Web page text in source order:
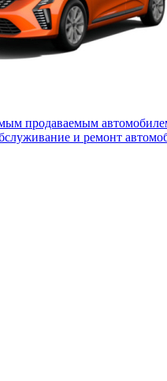
продаваемым
и ремонт